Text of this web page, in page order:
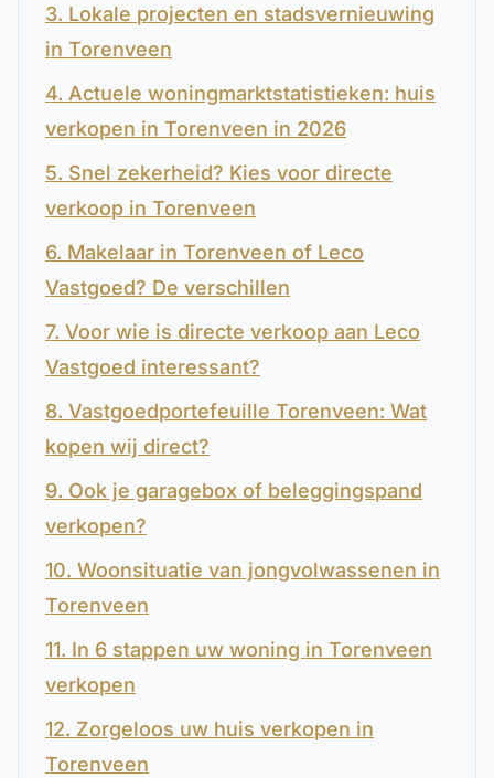
3. Lokale projecten en stadsvernieuwing
in Torenveen
4. Actuele woningmarktstatistieken: huis
verkopen in Torenveen in 2026
5. Snel zekerheid? Kies voor directe
verkoop in Torenveen
6. Makelaar in Torenveen of Leco
Vastgoed? De verschillen
7. Voor wie is directe verkoop aan Leco
Vastgoed interessant?
8. Vastgoedportefeuille Torenveen: Wat
kopen wij direct?
9. Ook je garagebox of beleggingspand
verkopen?
10. Woonsituatie van jongvolwassenen in
Torenveen
11. In 6 stappen uw woning in Torenveen
verkopen
12. Zorgeloos uw huis verkopen in
Torenveen